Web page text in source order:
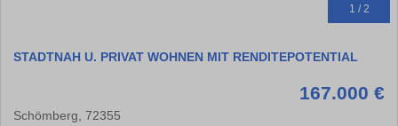
1 / 2
STADTNAH U. PRIVAT WOHNEN MIT RENDITEPOTENTIAL
167.000 €
Schömberg, 72355